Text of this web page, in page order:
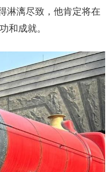
淋漓尽致，他肯定将在
和成就。